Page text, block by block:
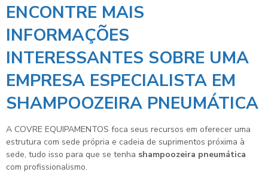
ENCONTRE MAIS
INFORMAÇÕES
INTERESSANTES SOBRE UMA
EMPRESA ESPECIALISTA EM
SHAMPOOZEIRA PNEUMÁTICA
A COVRE EQUIPAMENTOS foca seus recursos em oferecer uma
estrutura com sede própria e cadeia de suprimentos próxima à
sede, tudo isso para que se tenha shampoozeira pneumática
com profissionalismo.